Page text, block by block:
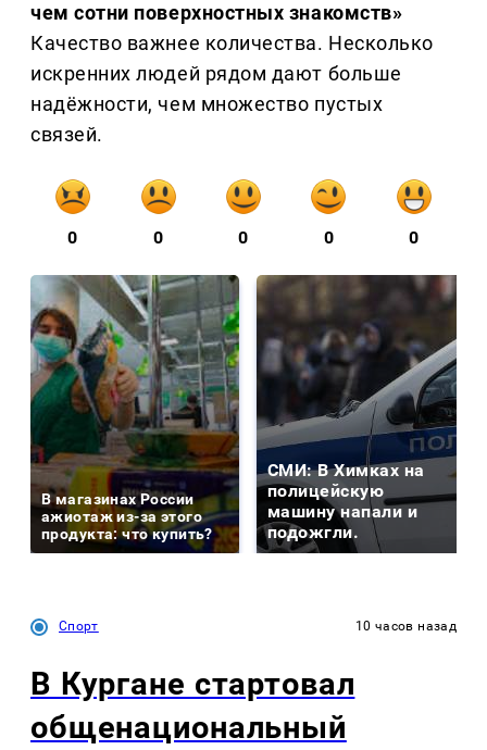
чем сотни поверхностных знакомств»
Качество важнее количества. Несколько
искренних людей рядом дают больше
надёжности, чем множество пустых
связей.
0 0 0 0 0
В магазинах России
ажиотаж из-за этого
продукта: что купить?
СМИ: В Химках на
полицейскую
машину напали и
подожгли.
Спорт 10 часов назад
В Кургане стартовал
общенациональный